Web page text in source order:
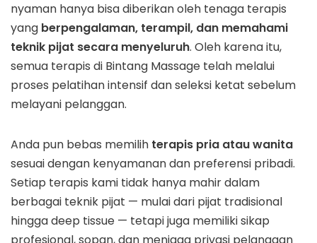
nyaman hanya bisa diberikan oleh tenaga terapis
yang berpengalaman, terampil, dan memahami
teknik pijat secara menyeluruh. Oleh karena itu,
semua terapis di Bintang Massage telah melalui
proses pelatihan intensif dan seleksi ketat sebelum
melayani pelanggan.
Anda pun bebas memilih terapis pria atau wanita
sesuai dengan kenyamanan dan preferensi pribadi.
Setiap terapis kami tidak hanya mahir dalam
berbagai teknik pijat — mulai dari pijat tradisional
hingga deep tissue — tetapi juga memiliki sikap